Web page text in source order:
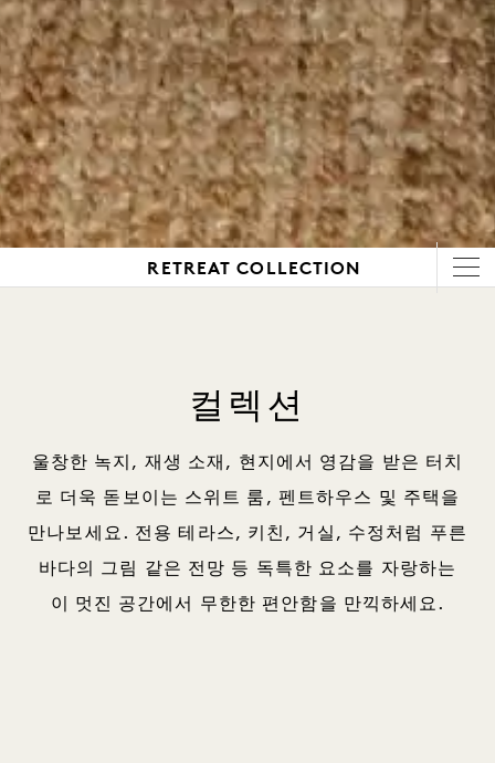
RETREAT COLLECTION
컬렉션
울창한 녹지, 재생 소재, 현지에서 영감을 받은 터치
로 더욱 돋보이는 스위트 룸, 펜트하우스 및 주택을
만나보세요. 전용 테라스, 키친, 거실, 수정처럼 푸른
바다의 그림 같은 전망 등 독특한 요소를 자랑하는
이 멋진 공간에서 무한한 편안함을 만끽하세요.